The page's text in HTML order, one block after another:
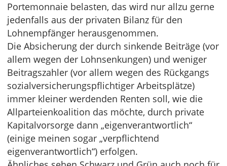
Portemonnaie belasten, das wird nur allzu gerne
jedenfalls aus der privaten Bilanz für den
Lohnempfänger herausgenommen.
Die Absicherung der durch sinkende Beiträge (vor
allem wegen der Lohnsenkungen) und weniger
Beitragszahler (vor allem wegen des Rückgangs
sozialversicherungspflichtiger Arbeitsplätze)
immer kleiner werdenden Renten soll, wie die
Allparteienkoalition das möchte, durch private
Kapitalvorsorge dann „eigenverantwortlich“
(einige meinen sogar „verpflichtend
eigenverantwortlich“) erfolgen.